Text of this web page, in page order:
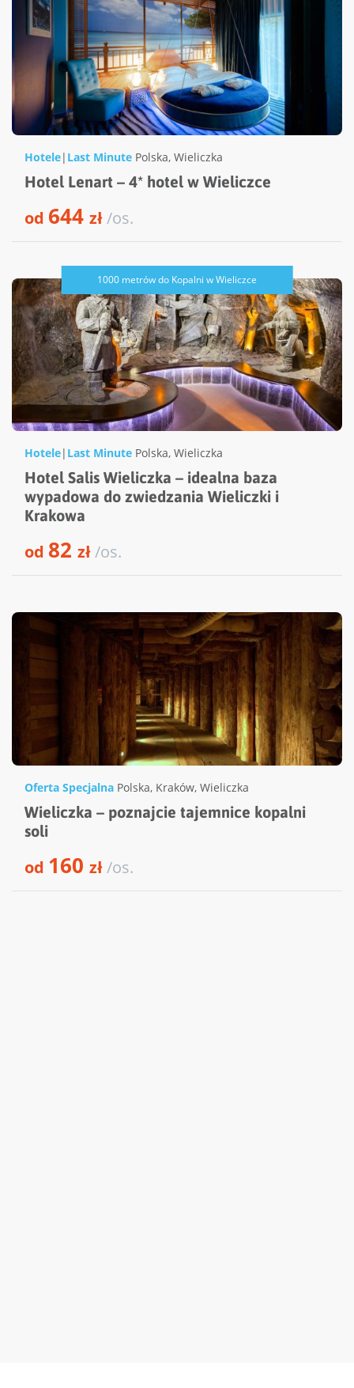
Hotele| Last Minute Polska, Wieliczka
Hotel Lenart – 4* hotel w Wieliczce
od 644 zł/os.
1000 metrów do Kopalni w Wieliczce
Hotele| Last Minute Polska, Wieliczka
Hotel Salis Wieliczka – idealna baza
wypadowa do zwiedzania Wieliczki i
Krakowa
od 82 zł/os.
Oferta Specjalna Polska, Kraków, Wieliczka
Wieliczka – poznajcie tajemnice kopalni
soli
od 160 zł/os.